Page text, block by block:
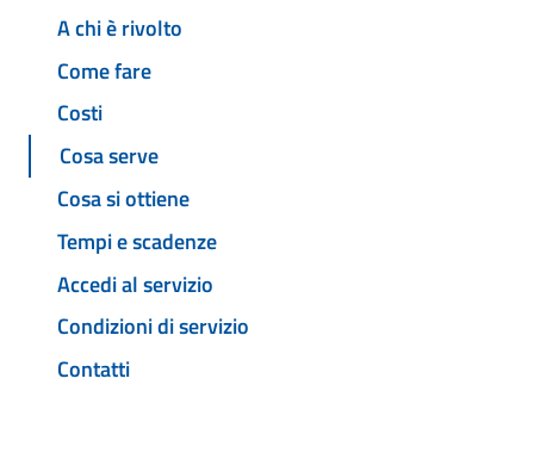
A chi è rivolto
Come fare
Costi
Cosa serve
Cosa si ottiene
Tempi e scadenze
Accedi al servizio
Condizioni di servizio
Contatti